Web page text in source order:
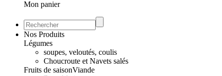
Mon panier
Nos Produits
Légumes
soupes, veloutés, coulis
Choucroute et Navets salés
Fruits de saisonViande